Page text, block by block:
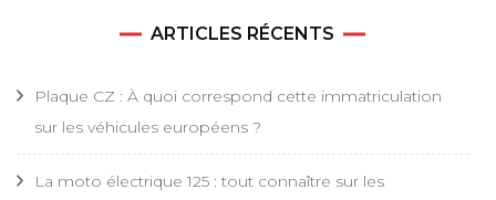
ARTICLES RÉCENTS
Plaque CZ : À quoi correspond cette immatriculation
sur les véhicules européens ?
La moto électrique 125 : tout connaître sur les